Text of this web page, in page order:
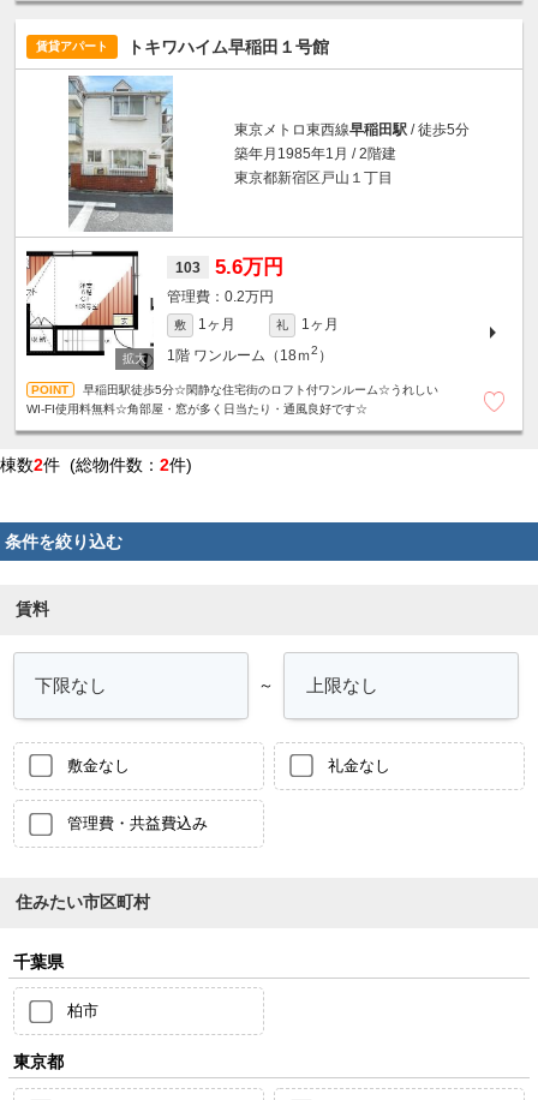
賃貸アパート トキワハイム早稲田１号館
東京メトロ東西線早稲田駅 / 徒歩5分
築年月1985年1月 / 2階建
東京都新宿区戸山１丁目
103 5.6万円
0.2万円
敷 1ヶ月 礼
1ヶ月
1階 ワンルーム（18ｍ2 ）
早稲田駅徒歩5分☆閑静な住宅街のロフト付ワンルーム☆うれしい
WI-FI使用料無料☆角部屋・窓が多く日当たり・通風良好です☆
棟数2件 (総物件数： 2件)
条件を絞り込む
賃料
～
敷金なし 礼金なし
管理費・共益費込み
住みたい市区町村
千葉県
柏市
東京都